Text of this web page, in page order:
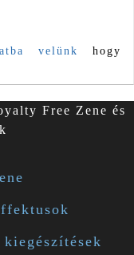
velünk
hogy
Free Zene és